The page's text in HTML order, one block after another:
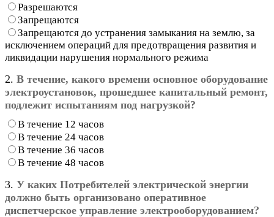
Разрешаются
Запрещаются
Запрещаются до устранения замыкания на землю, за
исключением операций для предотвращения развития и
ликвидации нарушения нормального режима
2. В течение, какого времени основное оборудование
электроустановок, прошедшее капитальный ремонт,
подлежит испытаниям под нагрузкой?
В течение 12 часов
В течение 24 часов
В течение 36 часов
В течение 48 часов
3. У каких Потребителей электрической энергии
должно быть организовано оперативное
диспетчерское управление электрооборудованием?